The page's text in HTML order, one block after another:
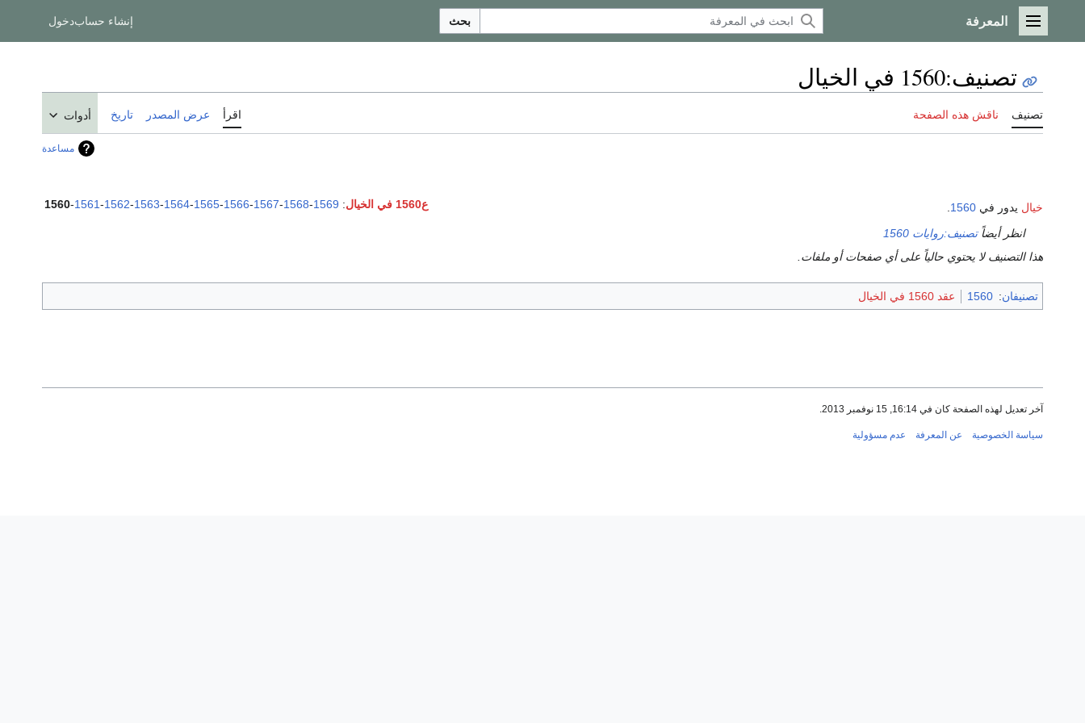
القائمة الرئيسية
المعرفة بحث إنشاء حسابدخول
تصنيف:1560 في الخيال
تصنيف ناقش هذه الصفحة اقرأ عرض المصدر تاريخ أدوات
مساعدة
ع1560 في الخيال :
1560-1561-1562-1563-1564-1565-1566-1567-1568-1569 خيال يدور في 1560
انظر أيضاًتصنيف:روايات 1560
هذا التصنيف لا يحتوي حالياً على أي صفحات أو ملفات.
تصنيفان:
1560 عقد 1560 في الخيال
آخر تعديل لهذه الصفحة كان في 16:14, 15 نوفمبر 2013.
سياسة الخصوصية عن المعرفة عدم مسؤولية